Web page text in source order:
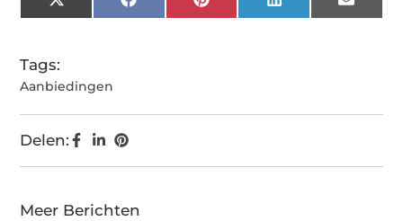
X
(Twitter)
FacebookPinterestLinkedIn Email
Tags:
Aanbiedingen
Delen:
Meer Berichten